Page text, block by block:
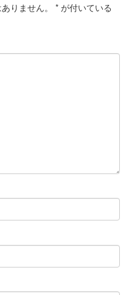
りません。 * が付いている